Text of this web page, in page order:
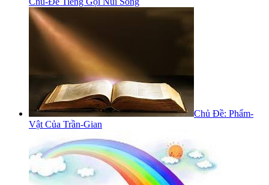
Chủ Đề: Phẩm-
Vật Của Trần-Gian